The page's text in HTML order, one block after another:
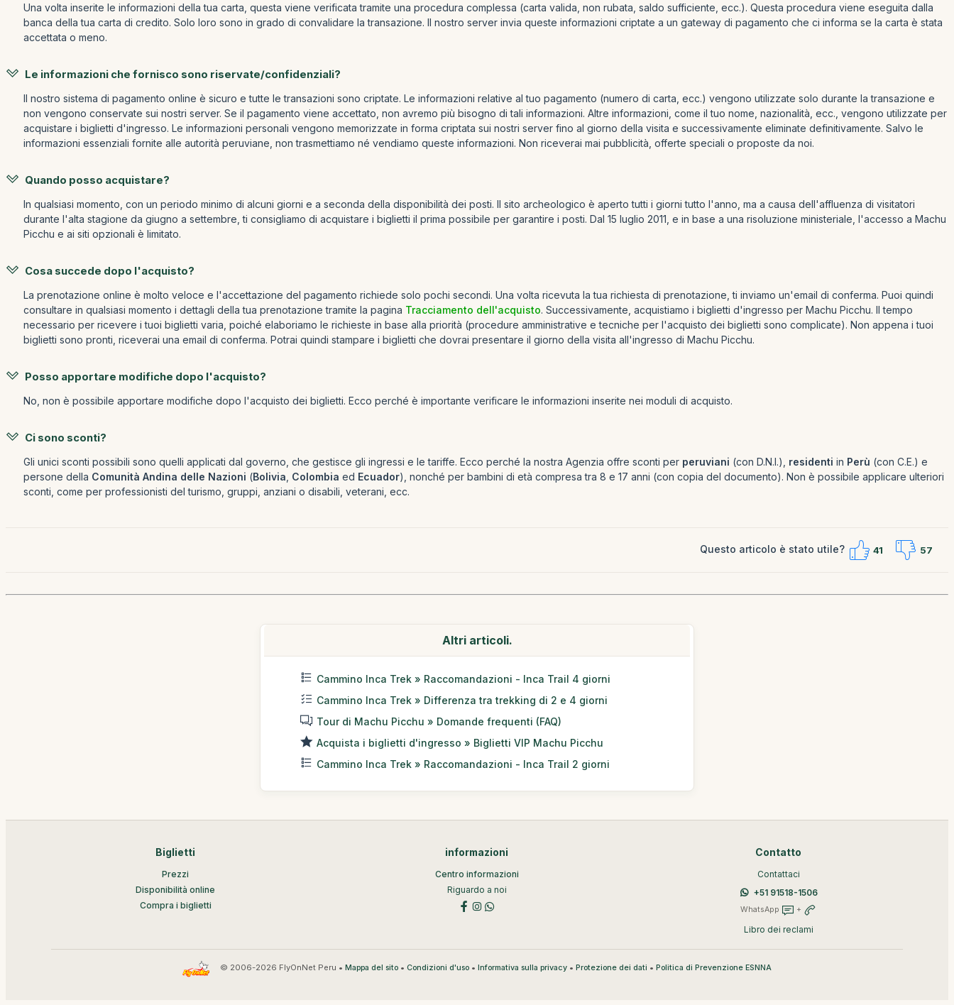
Una volta inserite le informazioni della tua carta, questa viene verificata tramite una procedura complessa (carta valida, non rubata, saldo sufficiente, ecc.). Questa procedura viene eseguita dalla
banca della tua carta di credito. Solo loro sono in grado di convalidare la transazione. Il nostro server invia queste informazioni criptate a un gateway di pagamento che ci informa se la carta è stata
accettata o meno.
Le informazioni che fornisco sono riservate/confidenziali?
Il nostro sistema di pagamento online è sicuro e tutte le transazioni sono criptate. Le informazioni relative al tuo pagamento (numero di carta, ecc.) vengono utilizzate solo durante la transazione e
non vengono conservate sui nostri server. Se il pagamento viene accettato, non avremo più bisogno di tali informazioni. Altre informazioni, come il tuo nome, nazionalità, ecc., vengono utilizzate per
acquistare i biglietti d'ingresso. Le informazioni personali vengono memorizzate in forma criptata sui nostri server fino al giorno della visita e successivamente eliminate definitivamente. Salvo le
informazioni essenziali fornite alle autorità peruviane, non trasmettiamo né vendiamo queste informazioni. Non riceverai mai pubblicità, offerte speciali o proposte da noi.
Quando posso acquistare?
In qualsiasi momento, con un periodo minimo di alcuni giorni e a seconda della disponibilità dei posti. Il sito archeologico è aperto tutti i giorni tutto l'anno, ma a causa dell'affluenza di visitatori
durante l'alta stagione da giugno a settembre, ti consigliamo di acquistare i biglietti il prima possibile per garantire i posti. Dal 15 luglio 2011, e in base a una risoluzione ministeriale, l'accesso a Machu
Picchu e ai siti opzionali è limitato.
Cosa succede dopo l'acquisto?
La prenotazione online è molto veloce e l'accettazione del pagamento richiede solo pochi secondi. Una volta ricevuta la tua richiesta di prenotazione, ti inviamo un'email di conferma. Puoi quindi
consultare in qualsiasi momento i dettagli della tua prenotazione tramite la pagina Tracciamento dell'acquisto. Successivamente, acquistiamo i biglietti d'ingresso per Machu Picchu. Il tempo
necessario per ricevere i tuoi biglietti varia, poiché elaboriamo le richieste in base alla priorità (procedure amministrative e tecniche per l'acquisto dei biglietti sono complicate). Non appena i tuoi
biglietti sono pronti, riceverai una email di conferma. Potrai quindi stampare i biglietti che dovrai presentare il giorno della visita all'ingresso di Machu Picchu.
Posso apportare modifiche dopo l'acquisto?
No, non è possibile apportare modifiche dopo l'acquisto dei biglietti. Ecco perché è importante verificare le informazioni inserite nei moduli di acquisto.
Ci sono sconti?
Gli unici sconti possibili sono quelli applicati dal governo, che gestisce gli ingressi e le tariffe. Ecco perché la nostra Agenzia offre sconti per peruviani (con D.N.I.), residenti in Perù (con C.E.) e
persone della Comunità Andina delle Nazioni (Bolivia Colombia ed Ecuador), nonché per bambini di età compresa tra 8 e 17 anni (con copia del documento). Non è possibile applicare ulteriori
sconti, come per professionisti del turismo, gruppi, anziani o disabili, veterani, ecc.
Questo articolo è stato utile? 41 57
Altri articoli.
Cammino Inca Trek » Raccomandazioni - Inca Trail 4 giorni
Cammino Inca Trek » Differenza tra trekking di 2 e 4 giorni
Tour di Machu Picchu » Domande frequenti (FAQ)
Acquista i biglietti d'ingresso » Biglietti VIP Machu Picchu
Cammino Inca Trek » Raccomandazioni - Inca Trail 2 giorni
Biglietti
Prezzi
Disponibilità online
Compra i biglietti
informazioni
Centro informazioni
Riguardo a noi
Contatto
Contattaci
+51 91518-1506
WhatsApp +
Libro dei reclami
© 2006-2026 FlyOnNet Peru • Mappa del sito• Condizioni d'uso• Informativa sulla privacy• Protezione dei dati • Politica di Prevenzione ESNNA